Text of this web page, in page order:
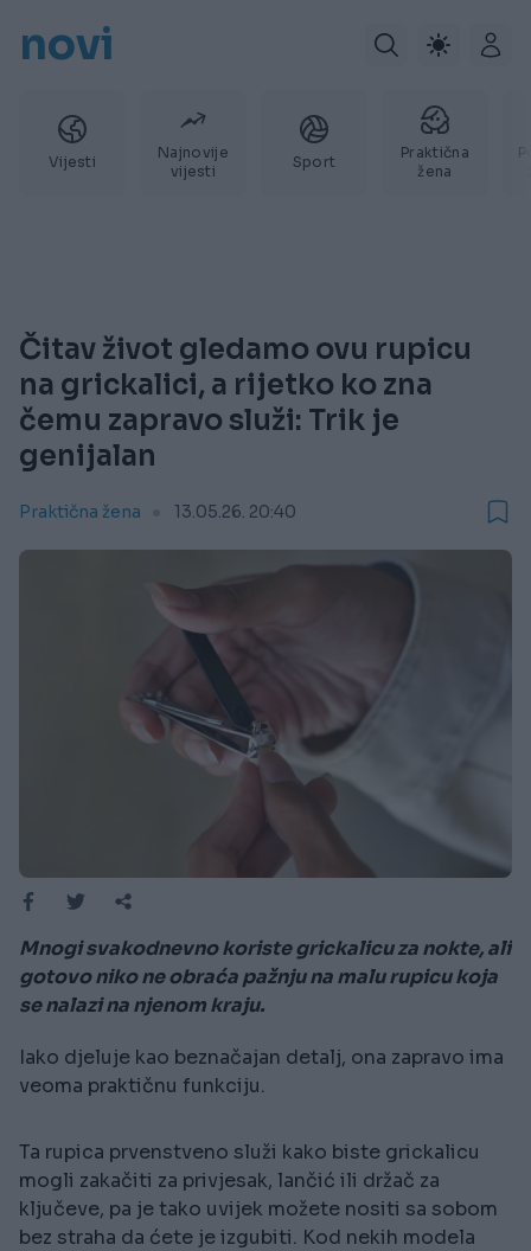
novi
Vijesti
Najnovije
vijesti
Sport
Praktična
žena
Čitav život gledamo ovu rupicu
na grickalici, a rijetko ko zna
čemu zapravo služi: Trik je
genijalan
Praktična žena 13.05.26. 20:40
Mnogi svakodnevno koriste grickalicu za nokte, ali
gotovo niko ne obraća pažnju na malu rupicu koja
se nalazi na njenom kraju.
Iako djeluje kao beznačajan detalj, ona zapravo ima
veoma praktičnu funkciju.
Ta rupica prvenstveno služi kako biste grickalicu
mogli zakačiti za privjesak, lančić ili držač za
ključeve, pa je tako uvijek možete nositi sa sobom
bez straha da ćete je izgubiti. Kod nekih modela